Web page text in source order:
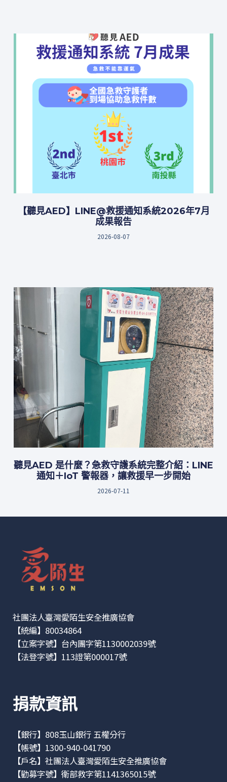
【聽見AED】LINE@救援通知系統2026年7月
成果報告
2026-08-07
聽見AED 是什麼？急救守護系統完整介紹：LINE
通知＋IoT 警報器，讓救援早一步開始
2026-07-11
社團法人臺灣愛陌生安全推廣協會
【統編】80034864
【立案字號】台內團字第1130002039號
【法登字號】113證第000017號
捐款資訊
【銀行】808玉山銀行 五權分行
【帳號】1300-940-041790
【戶名】社團法人臺灣愛陌生安全推廣協會
【勸募字號】衛部救字第1141365015號